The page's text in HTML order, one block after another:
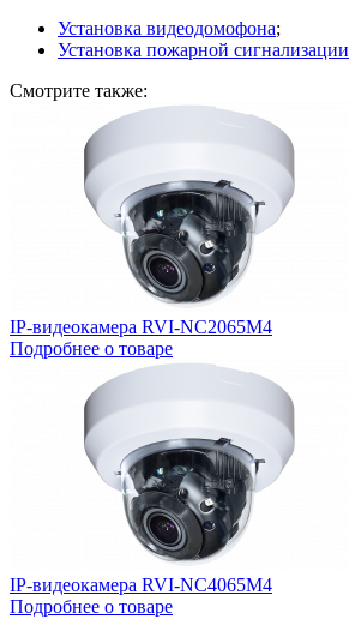
Установка видеодомофона;
Установка пожарной сигнализации
Смотрите также:
IP-видеокамера RVI-NC2065M4
Подробнее о товаре
IP-видеокамера RVI-NC4065M4
Подробнее о товаре